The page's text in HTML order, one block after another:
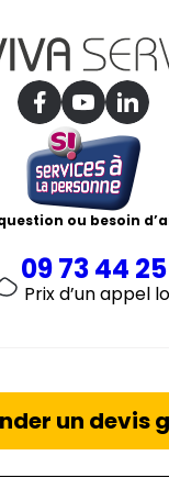
ou besoin
09 73 44 25
Prix d’un appel
un devis